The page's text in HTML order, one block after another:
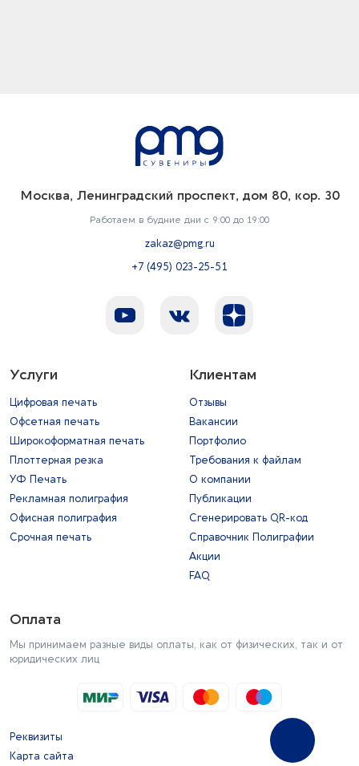
Москва, Ленинградский проспект, дом 80, кор. 30
Работаем в будние дни с 9:00 до 19:00
zakaz@pmg.ru
+7 (495) 023-25-51
Услуги
Цифровая печать
Офсетная печать
Широкоформатная печать
Плоттерная резка
УФ Печать
Рекламная полиграфия
Офисная полиграфия
Срочная печать
Клиентам
Отзывы
Вакансии
Портфолио
Требования к файлам
О компании
Публикации
Сгенерировать QR-код
Справочник Полиграфии
Акции
FAQ
Оплата
Мы принимаем разные виды оплаты, как от физических, так и от
юридических лиц
Реквизиты
Карта сайта